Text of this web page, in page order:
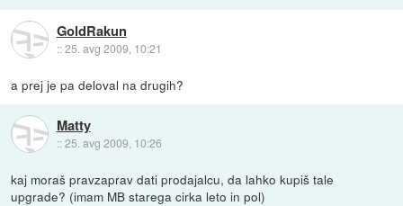
GoldRakun
::25. avg 2009, 10:21
a prej je pa deloval na drugih?
Matty
::25. avg 2009, 10:26
kaj moraš pravzaprav dati prodajalcu, da lahko kupiš tale
upgrade? (imam MB starega cirka leto in pol)